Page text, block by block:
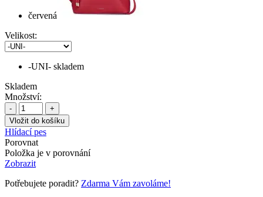
červená
Velikost:
-UNI- skladem
Skladem
Množství:
- +
Hlídací pes
Porovnat
Položka je v porovnání
Zobrazit
Potřebujete poradit? Zdarma Vám zavoláme!